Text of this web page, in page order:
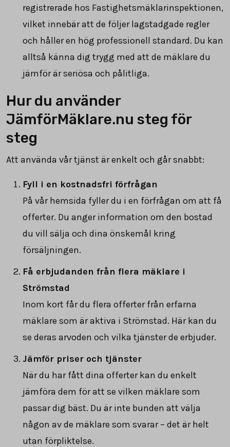
registrerade hos Fastighetsmäklarinspektionen,
vilket innebär att de följer lagstadgade regler
och håller en hög professionell standard. Du kan
alltså känna dig trygg med att de mäklare du
jämför är seriösa och pålitliga.
Hur du använder
JämförMäklare.nu steg för
steg
Att använda vår tjänst är enkelt och går snabbt:
Fyll i en kostnadsfri förfrågan
På vår hemsida fyller du i en förfrågan om att få
offerter. Du anger information om den bostad
du vill sälja och dina önskemål kring
försäljningen.
Få erbjudanden från flera mäklare i
Strömstad
Inom kort får du flera offerter från erfarna
mäklare som är aktiva i Strömstad. Här kan du
se deras arvoden och vilka tjänster de erbjuder.
Jämför priser och tjänster
När du har fått dina offerter kan du enkelt
jämföra dem för att se vilken mäklare som
passar dig bäst. Du är inte bunden att välja
någon av de mäklare som svarar – det är helt
utan förpliktelse.